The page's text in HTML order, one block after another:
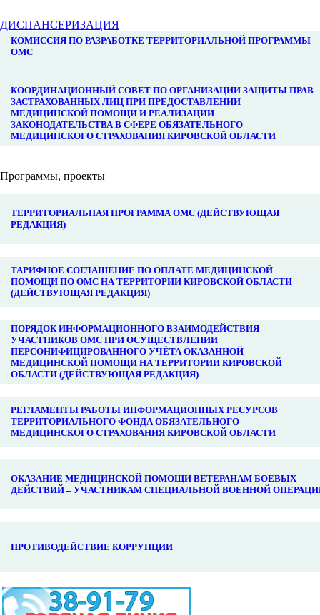
ДИСПАНСЕРИЗАЦИЯ
КОМИССИЯ ПО РАЗРАБОТКЕ ТЕРРИТОРИАЛЬНОЙ ПРОГРАММЫ
ОМС
КООРДИНАЦИОННЫЙ СОВЕТ ПО ОРГАНИЗАЦИИ ЗАЩИТЫ ПРАВ
ЗАСТРАХОВАННЫХ ЛИЦ ПРИ ПРЕДОСТАВЛЕНИИ
МЕДИЦИНСКОЙ ПОМОЩИ И РЕАЛИЗАЦИИ
ЗАКОНОДАТЕЛЬСТВА В СФЕРЕ ОБЯЗАТЕЛЬНОГО
МЕДИЦИНСКОГО СТРАХОВАНИЯ КИРОВСКОЙ ОБЛАСТИ
Программы, проекты
ТЕРРИТОРИАЛЬНАЯ ПРОГРАММА ОМС (ДЕЙСТВУЮЩАЯ
РЕДАКЦИЯ)
ТАРИФНОЕ СОГЛАШЕНИЕ ПО ОПЛАТЕ МЕДИЦИНСКОЙ
ПОМОЩИ ПО ОМС НА ТЕРРИТОРИИ КИРОВСКОЙ ОБЛАСТИ
(ДЕЙСТВУЮЩАЯ РЕДАКЦИЯ)
ПОРЯДОК ИНФОРМАЦИОННОГО ВЗАИМОДЕЙСТВИЯ
УЧАСТНИКОВ ОМС ПРИ ОСУЩЕСТВЛЕНИИ
ПЕРСОНИФИЦИРОВАННОГО УЧЁТА ОКАЗАННОЙ
МЕДИЦИНСКОЙ ПОМОЩИ НА ТЕРРИТОРИИ КИРОВСКОЙ
ОБЛАСТИ (ДЕЙСТВУЮЩАЯ РЕДАКЦИЯ)
РЕГЛАМЕНТЫ РАБОТЫ ИНФОРМАЦИОННЫХ РЕСУРСОВ
ТЕРРИТОРИАЛЬНОГО ФОНДА ОБЯЗАТЕЛЬНОГО
МЕДИЦИНСКОГО СТРАХОВАНИЯ КИРОВСКОЙ ОБЛАСТИ
ОКАЗАНИЕ МЕДИЦИНСКОЙ ПОМОЩИ ВЕТЕРАНАМ БОЕВЫХ
ДЕЙСТВИЙ – УЧАСТНИКАМ СПЕЦИАЛЬНОЙ ВОЕННОЙ
ПРОТИВОДЕЙСТВИЕ КОРРУПЦИИ